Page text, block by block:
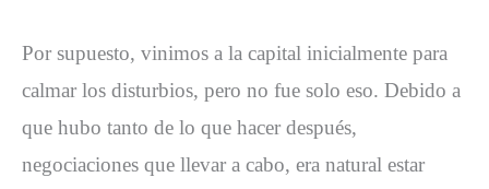
Por supuesto, vinimos a la capital inicialmente para
calmar los disturbios, pero no fue solo eso. Debido a
que hubo tanto de lo que hacer después,
negociaciones que llevar a cabo, era natural estar